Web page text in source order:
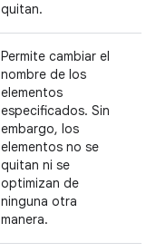
quitan.
Permite cambiar el
nombre de los
elementos
especificados. Sin
embargo, los
elementos no se
quitan ni se
optimizan de
ninguna otra
manera.